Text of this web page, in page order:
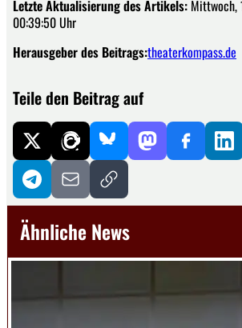
Letzte Aktualisierung des Artikels: Mittwoch,
00:39:50 Uhr
Herausgeber des Beitrags:theaterkompass.de
Teile den Beitrag auf
Ähnliche News